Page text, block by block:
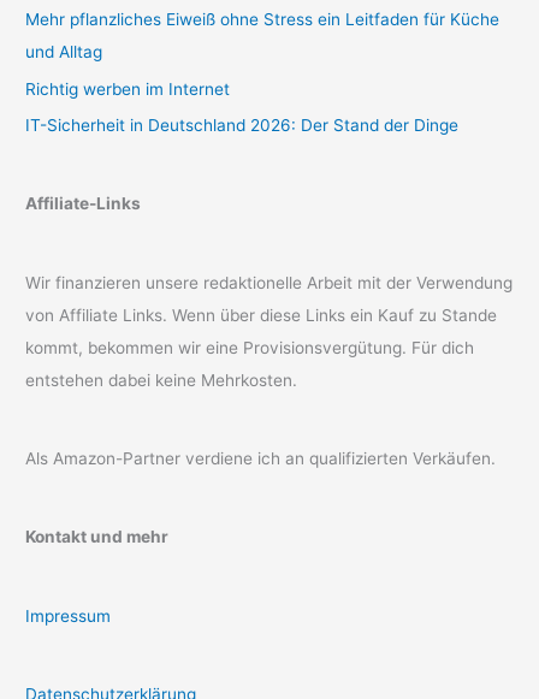
Mehr pflanzliches Eiweiß ohne Stress ein Leitfaden für Küche
und Alltag
Richtig werben im Internet
IT-Sicherheit in Deutschland 2026: Der Stand der Dinge
Affiliate-Links
Wir finanzieren unsere redaktionelle Arbeit mit der Verwendung
von Affiliate Links. Wenn über diese Links ein Kauf zu Stande
kommt, bekommen wir eine Provisionsvergütung. Für dich
entstehen dabei keine Mehrkosten.
Als Amazon-Partner verdiene ich an qualifizierten Verkäufen.
Kontakt und mehr
Impressum
Datenschutzerklärung